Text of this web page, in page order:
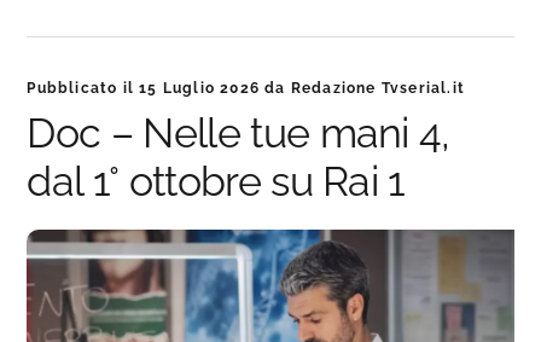
Pubblicato il15 Luglio 2026 da Redazione Tvserial.it
Doc – Nelle tue mani 4,
dal 1° ottobre su Rai 1